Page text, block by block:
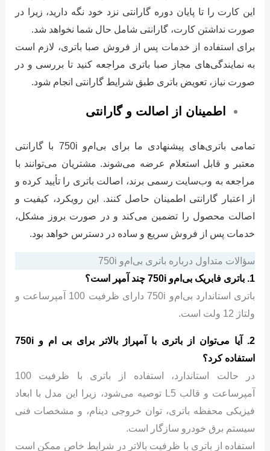
این کارت را تا پایان دوره گارانتی نزد خود نگه دارید، زیرا در
صورت نداشتن کارت، گارانتی شامل حال شما نخواهد شد.
برای استفاده از خدمات پس از فروش صبا باتری، لازم است
به نمایندگی‌های مجاز صبا باتری مراجعه کنید تا بررسی و در
صورت نیاز، تعویض باتری طبق شرایط گارانتی انجام شود.
اطمینان از اصالت و گارانتی
تمامی باتری‌های پیشنهادی ما برای بی‌ام‌و 750i با گارانتی
معتبر و قابل استعلام عرضه می‌شوند. مشتریان می‌توانند با
مراجعه به وب‌سایت رسمی برند، اصالت باتری را تأیید کرده و
از اعتبار گارانتی اطمینان حاصل کنند. این رویکرد، کیفیت و
اصالت محصول را تضمین می‌کند و در صورت بروز مشکل،
خدمات پس از فروش سریع و ساده در دسترس خواهد بود.
سؤالات متداول درباره باتری بی‌ام‌و 750i
1. باتری فابریک بی‌ام‌و 750i چند آمپر است؟
باتری استاندارد بی‌ام‌و 750i دارای ظرفیت 100 آمپرساعت و
ولتاژ 12 ولت است.
2. آیا می‌توان از باتری با آمپراژ بالاتر برای بی ام و 750i
استفاده کرد؟
در حالت استاندارد، استفاده از باتری با ظرفیت 100
آمپرساعت و قالب L5 توصیه می‌شود، زیرا این مدل با ابعاد
فیزیکی محفظه باتری، توان خروجی دینام، و مشخصات فنی
سیستم برق خودرو سازگار است.
استفاده از باتری با ظرفیت بالاتر در شرایط خاص ممکن است